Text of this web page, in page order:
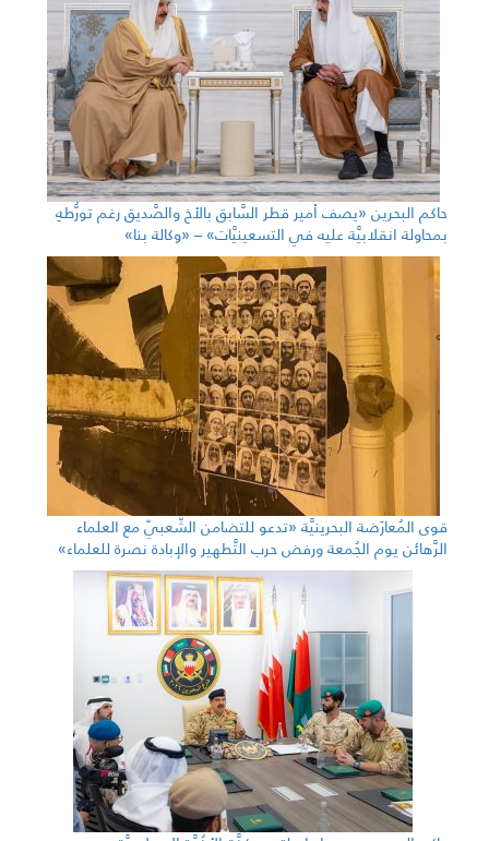
حاكم البحرين «يصف أمير قطر السَّابق بالأخ والصَّديق رغم تورُّطهِ
بمحاولة انقلابيَّة عليه في التسعينيَّات» – «وكالة بنا»
قوى المُعارَضة البحرينيَّة «تدعو للتضامن الشّعبيّ مع العلماء
الرَّهائن يوم الجُمعة ورفض حرب التَّطهير والإبادة نصرة للعلماء»